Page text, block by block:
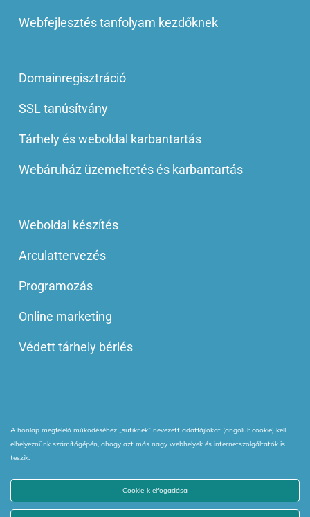
Webfejlesztés tanfolyam kezdőknek
Domainregisztráció
SSL tanúsítvány
Tárhely és weboldal karbantartás
Webáruház üzemeltetés és karbantartás
Weboldal készítés
Arculattervezés
Programozás
Online marketing
Védett tárhely bérlés
© 2013 - 2025 | Minden jog fenntartva! | Webinside Style Kft.
facebookyoutubeinstagram
A honlap megfelelő működéséhez „sütiknek” nevezett adatfájlokat (angolul: cookie) kell
elhelyeznünk számítógépén, ahogy azt más nagy webhelyek és internetszolgáltatók is
teszik.
Cookie-k elfogadása